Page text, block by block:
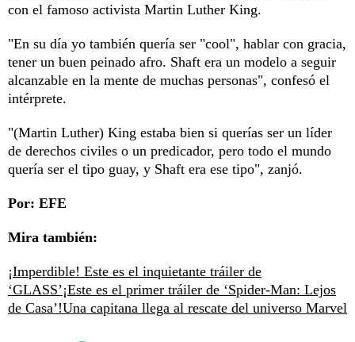
con el famoso activista Martin Luther King.
"En su día yo también quería ser "cool", hablar con gracia,
tener un buen peinado afro. Shaft era un modelo a seguir
alcanzable en la mente de muchas personas", confesó el
intérprete.
"(Martin Luther) King estaba bien si querías ser un líder
de derechos civiles o un predicador, pero todo el mundo
quería ser el tipo guay, y Shaft era ese tipo", zanjó.
Por: EFE
Mira también:
¡Imperdible! Este es el inquietante tráiler de
‘GLASS’¡Este es el primer tráiler de ‘Spider-Man: Lejos
de Casa’!Una capitana llega al rescate del universo Marvel